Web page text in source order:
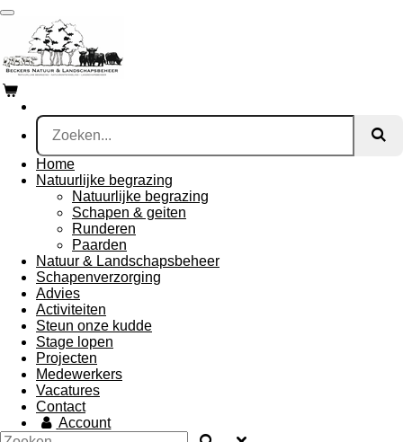
Ga
direct
naar
de
hoofdinhoud
Home
Natuurlijke begrazing
Natuurlijke begrazing
Schapen & geiten
Runderen
Paarden
Natuur & Landschapsbeheer
Schapenverzorging
Advies
Activiteiten
Steun onze kudde
Stage lopen
Projecten
Medewerkers
Vacatures
Contact
Account